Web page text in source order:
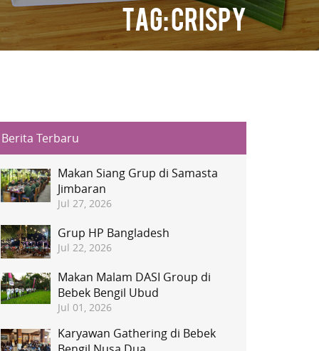
Tag: Crispy
Berita Terbaru
Makan Siang Grup di Samasta
Jimbaran
Jul 27, 2026
Grup HP Bangladesh
Jul 22, 2026
Makan Malam DASI Group di
Bebek Bengil Ubud
Jul 01, 2026
Karyawan Gathering di Bebek